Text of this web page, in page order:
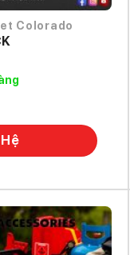
Colorado